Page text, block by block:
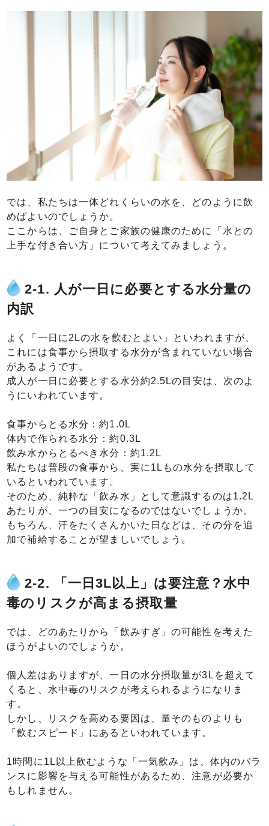
では、私たちは一体どれくらいの水を、どのように飲
めばよいのでしょうか。
ここからは、ご自身とご家族の健康のために「水との
上手な付き合い方」について考えてみましょう。
2-1. 人が一日に必要とする水分量の
内訳
よく「一日に2Lの水を飲むとよい」といわれますが、
これには食事から摂取する水分が含まれていない場合
があるようです。
成人が一日に必要とする水分約2.5Lの目安は、次のよ
うにいわれています。
食事からとる水分：約1.0L
体内で作られる水分：約0.3L
飲み水からとるべき水分：約1.2L
私たちは普段の食事から、実に1Lもの水分を摂取して
いるといわれています。
そのため、純粋な「飲み水」として意識するのは1.2L
あたりが、一つの目安になるのではないでしょうか。
もちろん、汗をたくさんかいた日などは、その分を追
加で補給することが望ましいでしょう。
2-2. 「一日3L以上」は要注意？水中
毒のリスクが高まる摂取量
では、どのあたりから「飲みすぎ」の可能性を考えた
ほうがよいのでしょうか。
個人差はありますが、一日の水分摂取量が3Lを超えて
くると、水中毒のリスクが考えられるようになりま
す。
しかし、リスクを高める要因は、量そのものよりも
「飲むスピード」にあるといわれています。
1時間に1L以上飲むような「一気飲み」は、体内のバラ
ンスに影響を与える可能性があるため、注意が必要か
もしれません。